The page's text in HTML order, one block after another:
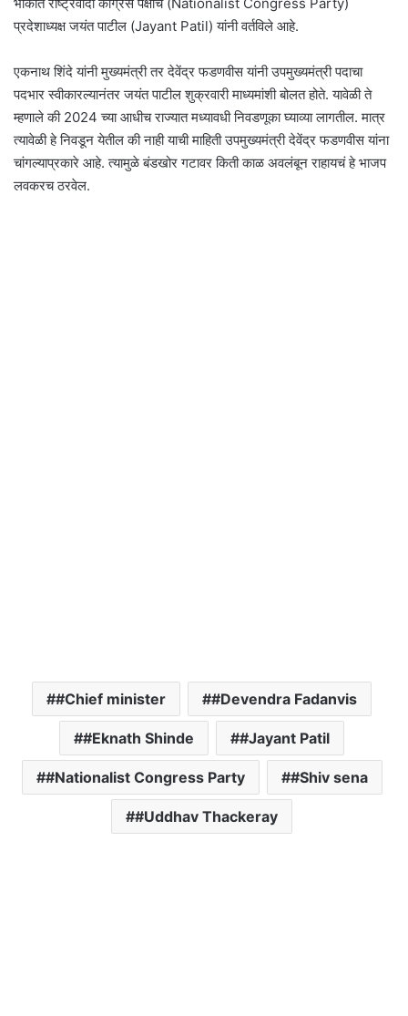
प्रदेशाध्यक्ष जयंत पाटील (Jayant Patil) यांनी वर्तविले आहे.
एकनाथ शिंदे यांनी मुख्यमंत्री तर देवेंद्र फडणवीस यांनी उपमुख्यमंत्री पदाचा
पदभार स्वीकारल्यानंतर जयंत पाटील शुक्रवारी माध्यमांशी बोलत होते. यावेळी ते
म्हणाले की 2024 च्या आधीच राज्यात मध्यावधी निवडणूका घ्याव्या लागतील. मात्र
त्यावेळी हे निवडून येतील की नाही याची माहिती उपमुख्यमंत्री देवेंद्र फडणवीस यांना
चांगल्याप्रकारे आहे. त्यामुळे बंडखोर गटावर किती काळ अवलंबून राहायचं हे भाजप
लवकरच ठरवेल.
#Chief minister #Devendra Fadanvis
#Eknath Shinde #Jayant Patil
#Nationalist Congress Party #Shiv sena
#Uddhav Thackeray